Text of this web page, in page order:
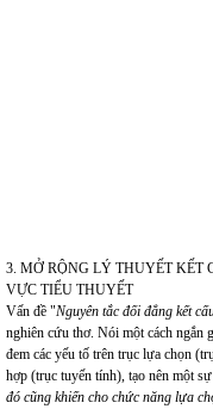
3. MỞ RỘNG LÝ THUYẾT
VỰC TIỂU THUYẾT
Vấn đề "Nguyên tắc đối đẳng kết
nghiên cứu thơ. Nói một cách ngắn
đem các yếu tố trên trục lựa chọn
hợp (trục tuyến tính), tạo nên một
đó cũng khiến cho chức năng lựa